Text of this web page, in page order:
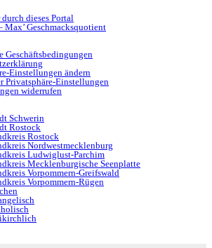
durch dieses Portal
Max’ Geschmacksquotient
Geschäftsbedingungen
Einstellungen ändern
Privatsphäre-Einstellungen
widerrufen
Schwerin
Rostock
Rostock
Nordwestmecklenburg
Ludwiglust-Parchim
Mecklenburgische Seenplatte
Vorpommern-Greifswald
Vorpommern-Rügen